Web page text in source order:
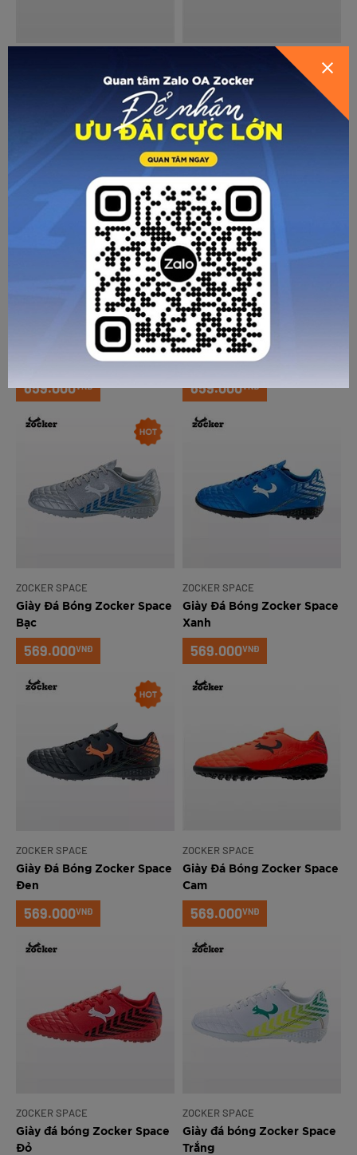
Giày Đá Bóng Zocker
659.000VNĐ
Giày Đá Bóng Zocker
Inspire Cam
659.000 VNĐ
Giày Đá Bóng Zocker
659.000VNĐ
ZOCKER INSPIRE
Giày Đá Bóng Zocker
Inspire Xanh Chuối
659.000VNĐ
ZOCKER SPACE
Giày Đá Bóng Zocker Space
Bạc
569.000VNĐ
ZOCKER SPACE
Giày Đá Bóng Zocker Space
Xanh
569.000VNĐ
ZOCKER SPACE
Giày Đá Bóng Zocker Space
Đen
569.000VNĐ
ZOCKER SPACE
Giày Đá Bóng Zocker Space
Cam
569.000VNĐ
ZOCKER SPACE
Giày đá bóng Zocker Space
Đỏ
ZOCKER SPACE
Giày đá bóng Zocker Space
Trắng
VẤN CHO BẠN
HỦY